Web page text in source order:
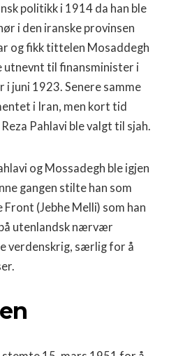
politikk i 1914 da han ble
i den iranske provinsen
og fikk tittelen Mosaddegh
utnevnt til finansminister i
juni 1923. Senere samme
i Iran, men kort tid
Pahlavi ble valgt til sjah.
og Mossadegh ble igjen
gangen stilte han som
(Jebhe Melli) som han
utenlandsk nærvær
verdenskrig, særlig for å